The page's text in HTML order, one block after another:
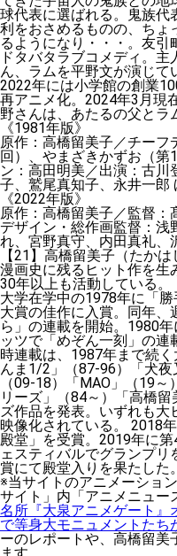
球代表に選ばれる。鬼族代
利をおさめるものの、ちょ
るようになり・・・。友
ドタバタラブコメディ。
ん、ラムを平野文が演じて
2022年には小学館の創業
再アニメ化。2024年3月現
野さんは、あたるの父とラ
《1981年版》
原作：高橋留美子／チーフ
回）、やまざきかずお（第
ン：高田明美／出演：古
子、鷲尾真知子、永井一郎
《2022年版》
原作：高橋留美子／監督：
デザイン・総作画監督：浅
れ、宮野真守、内田真礼、
【21】高橋留美子（たか
漫画史に残るヒット作を生
30年以上も活動している。
大学在学中の1978年に「
大賞の佳作に入賞。同年、
ら」の連載を開始。1980
ッツで「めぞん一刻」の
時連載は、1987年まで続
んま1/2」（87-96）「犬夜
（09-18）「MAO」（19
リーズ」（84～）「高橋
ズ作品を発表。いずれも
映像化されている。 2018
殿堂」を受賞。2019年に
ェスティバルでグランプリ
賞にて殿堂入りを果たした。
※当サイトのアニメーショ
サイト」内「アニメニュー
名所『大泉アニメゲート』
で等身大モニュメントたち
ーのレポートや、高橋留美